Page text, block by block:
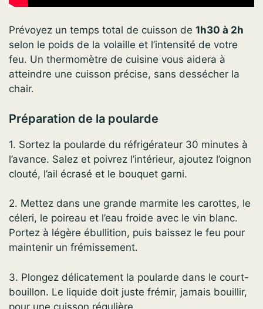
Prévoyez un temps total de cuisson de 1h30 à 2h
selon le poids de la volaille et l’intensité de votre
feu. Un thermomètre de cuisine vous aidera à
atteindre une cuisson précise, sans dessécher la
chair.
Préparation de la poularde
1. Sortez la poularde du réfrigérateur 30 minutes à
l’avance. Salez et poivrez l’intérieur, ajoutez l’oignon
clouté, l’ail écrasé et le bouquet garni.
2. Mettez dans une grande marmite les carottes, le
céleri, le poireau et l’eau froide avec le vin blanc.
Portez à légère ébullition, puis baissez le feu pour
maintenir un frémissement.
3. Plongez délicatement la poularde dans le court-
bouillon. Le liquide doit juste frémir, jamais bouillir,
pour une cuisson régulière.